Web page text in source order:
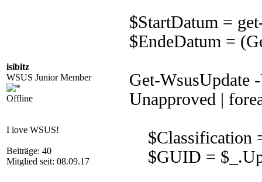
isibitz
WSUS Junior Member
Offline
I love WSUS!
Beiträge: 40
Mitglied seit: 08.09.17
$StartDatum =
$EndeDatum =
Get-WsusUpdate
Unapproved |
$Classification
$GUID =